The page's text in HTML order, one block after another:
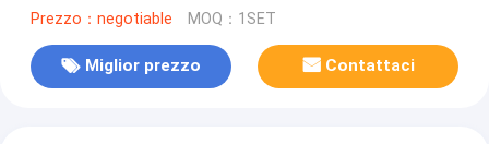
linee
Prezzo：negotiable MOQ：1SET
Miglior prezzo Contattaci